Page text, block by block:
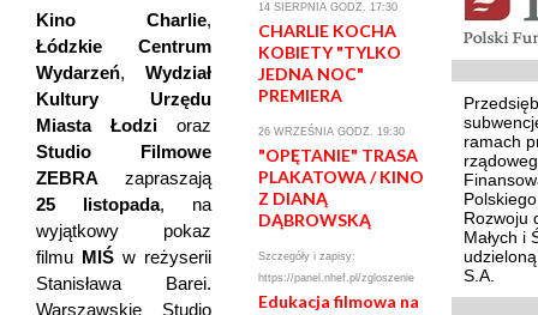
Kino Charlie,
Łódzkie Centrum
Wydarzeń, Wydział
Kultury Urzędu
Miasta Łodzi oraz
Studio Filmowe
ZEBRA zapraszają
25 listopada, na
wyjątkowy pokaz
filmu MIŚ w reżyserii
Stanisława Barei.
Warszawskie Studio
14 SIERPNIA GODZ. 17:30
CHARLIE KOCHA
KOBIETY "TYLKO
JEDNA NOC"
PREMIERA
26 WRZEŚNIA GODZ. 19:30
"OPĘTANIE" TRASA
PLAKATOWA / KINO
Z DIANĄ
DĄBROWSKĄ
Szczegóły i zapisy:
https://panel.nhef.pl/zgloszenie
Edukacja filmowa na
ramach
Rozwoju
Małych i
S.A.